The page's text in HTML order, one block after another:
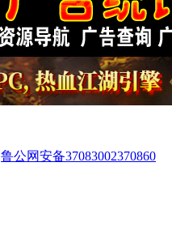
鲁公网安备37083002370860